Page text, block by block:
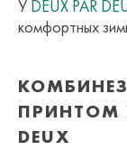
У DEUX PAR
комфортных
ПРИНТОМ
DEUX